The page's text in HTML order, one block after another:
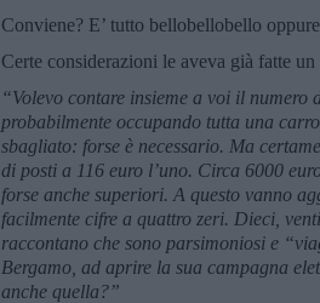
Conviene? E’ tutto bellobellobello
Certe considerazioni le aveva già fatte
“Volevo contare insieme a voi il
probabilmente occupando tutta una
sbagliato: forse è necessario. Ma
di posti a 116 euro l’uno. Circa 6000
forse anche superiori. A questo vanno
facilmente cifre a quattro zeri. Dieci,
raccontano che sono parsimoniosi e
Bergamo, ad aprire la sua campagna
anche quella?”